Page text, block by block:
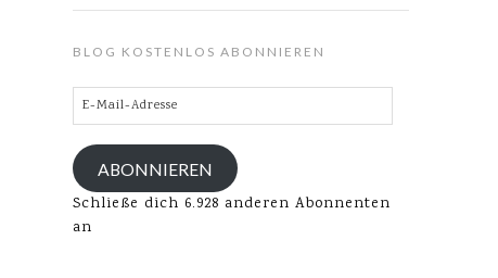
BLOG KOSTENLOS ABONNIEREN
E-
Mail-
Adresse
ABONNIEREN
Schließe dich 6.928 anderen Abonnenten
an